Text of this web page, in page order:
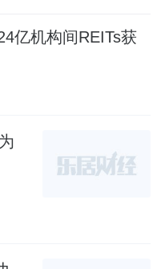
亿机构间REITs获